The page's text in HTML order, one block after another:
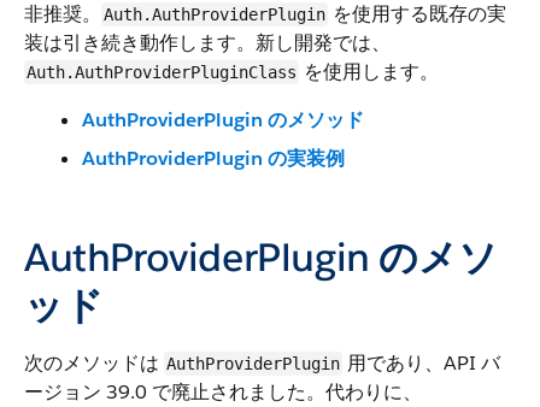
非推奨。 Auth.AuthProviderPlugin を使用する既存の実
装は引き続き動作します。新し開発では、
Auth.AuthProviderPluginClass を使用します。
AuthProviderPlugin のメソッド
AuthProviderPlugin の実装例
AuthProviderPlugin のメソ
ッド
次のメソッドは AuthProviderPlugin 用であり、API バ
ージョン 39.0 で廃止されました。代わりに、